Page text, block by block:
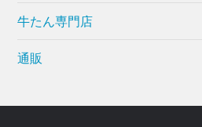
牛たん専門店
通販